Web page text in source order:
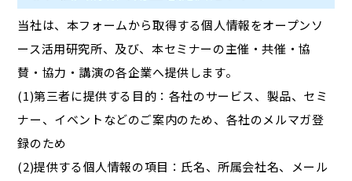
当社は、本フォームから取得する個人情報をオープンソ
ース活用研究所、及び、本セミナーの主催・共催・協
賛・協力・講演の各企業へ提供します。
(1)第三者に提供する目的：各社のサービス、製品、セミ
ナー、イベントなどのご案内のため、各社のメルマガ登
録のため
(2)提供する個人情報の項目：氏名、所属会社名、メール